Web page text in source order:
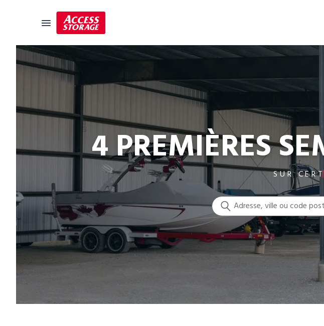
Guide des tailles
Entreposage libre-service
Localisateur de succursales
Véhicules
Entreposage pour étudiants
Commercial
Déménagement
Guide de l'entreposage
Entreposage mobile
Fournitures d’emballage
Mon compte / Payer
4 PREMIÈRES
SUR